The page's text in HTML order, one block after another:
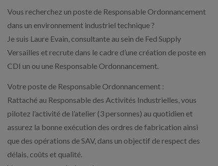
Vous recherchez un poste de Responsable Ordonnancement
dans un environnement industriel technique ?
Je suis Laure Evain, consultante au sein de Fed Supply
Versailles et recrute dans le cadre d’une création de poste en
CDI un ou une Responsable Ordonnancement.
Votre poste de Responsable Ordonnancement :
Rattaché au Responsable des Activités Industrielles, vous
pilotez l’activité de l’atelier (3 personnes) au quotidien et
assurez la bonne exécution des ordres de fabrication ainsi
que des opérations de SAV, dans un objectif de respect des
délais, coûts et qualité.